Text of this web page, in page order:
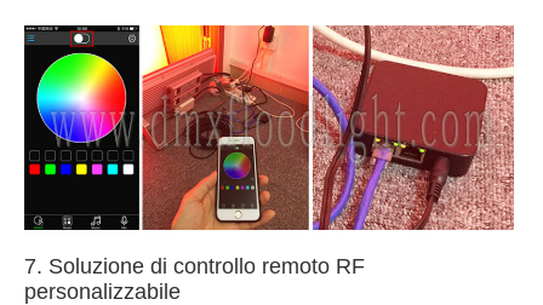
7. Soluzione di controllo remoto RF
personalizzabile